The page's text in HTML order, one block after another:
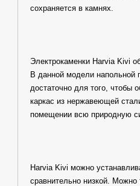
сохраняется в камнях.
Электрокаменки Harvia Kivi
В данной модели напольной
достаточно для того, чтобы
каркас из нержавеющей
помещении всю природную
Harvia Kivi можно
сравнительно низкой.